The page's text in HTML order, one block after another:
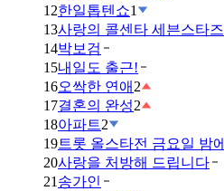
12한일톱텐쇼1
13사랑의 콜센타 세븐스타즈
14박보검
15내일도 출근!
16오싹한 연애 2
17결혼의 완성2
18아파트2
19트롯 올스타전 금요일 밤에
20사랑을 처방해 드립니다
21 송가인